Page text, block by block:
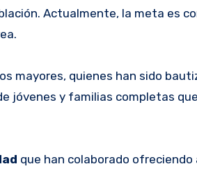
Actualmente, la meta es
mayores, quienes han sido
jóvenes y familias completas
que han colaborado